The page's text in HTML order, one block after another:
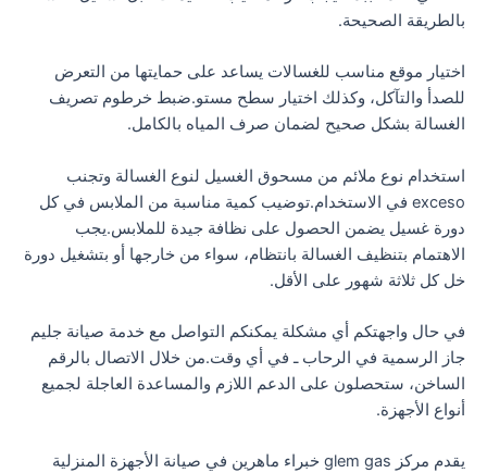
بالطريقة الصحيحة.
اختيار موقع مناسب للغسالات يساعد على حمايتها من التعرض
للصدأ والتآكل، وكذلك اختيار سطح مستو.ضبط خرطوم تصريف
الغسالة بشكل صحيح لضمان صرف المياه بالكامل.
استخدام نوع ملائم من مسحوق الغسيل لنوع الغسالة وتجنب
exceso في الاستخدام.توضيب كمية مناسبة من الملابس في كل
دورة غسيل يضمن الحصول على نظافة جيدة للملابس.يجب
الاهتمام بتنظيف الغسالة بانتظام، سواء من خارجها أو بتشغيل دورة
خل كل ثلاثة شهور على الأقل.
في حال واجهتكم أي مشكلة يمكنكم التواصل مع خدمة صيانة جليم
جاز الرسمية في الرحاب ـ في أي وقت.من خلال الاتصال بالرقم
الساخن، ستحصلون على الدعم اللازم والمساعدة العاجلة لجميع
أنواع الأجهزة.
يقدم مركز glem gas خبراء ماهرين في صيانة الأجهزة المنزلية